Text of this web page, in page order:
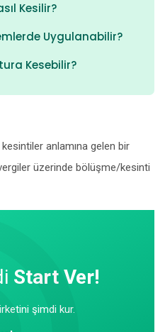
Kesilir?
Uygulanabilir?
Kesebilir?
anlamına gelen bir
üzerinde bölüşme/kesinti
Start Ver!
şimdi kur.